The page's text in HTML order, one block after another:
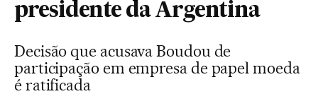
presidente da Argentina
Decisão que acusava Boudou de
participação em empresa de papel moeda
é ratificada